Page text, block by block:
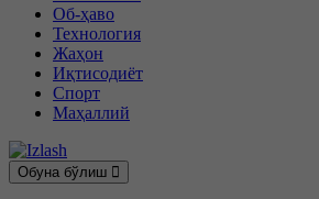
Об-ҳаво
Технология
Жаҳон
Иқтисодиёт
Спорт
Маҳаллий
Обуна бўлиш